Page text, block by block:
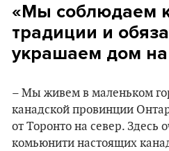
«Мы соблюдаем
традиции и
украшаем дом
– Мы живем в маленьком
канадской провинции
от Торонто на север. Здесь
комьюнити настоящих